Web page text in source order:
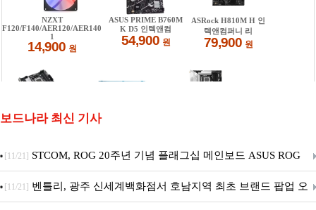
보드나라 최신 기사
[11/21] STCOM, ROG 20주년 기념 플래그십 메인보드 ASUS ROG
Crosshair X870E EDITION 20 국내 출시 예정
[11/21] 벤틀리, 광주 신세계백화점서 호남지역 최초 브랜드 팝업 오